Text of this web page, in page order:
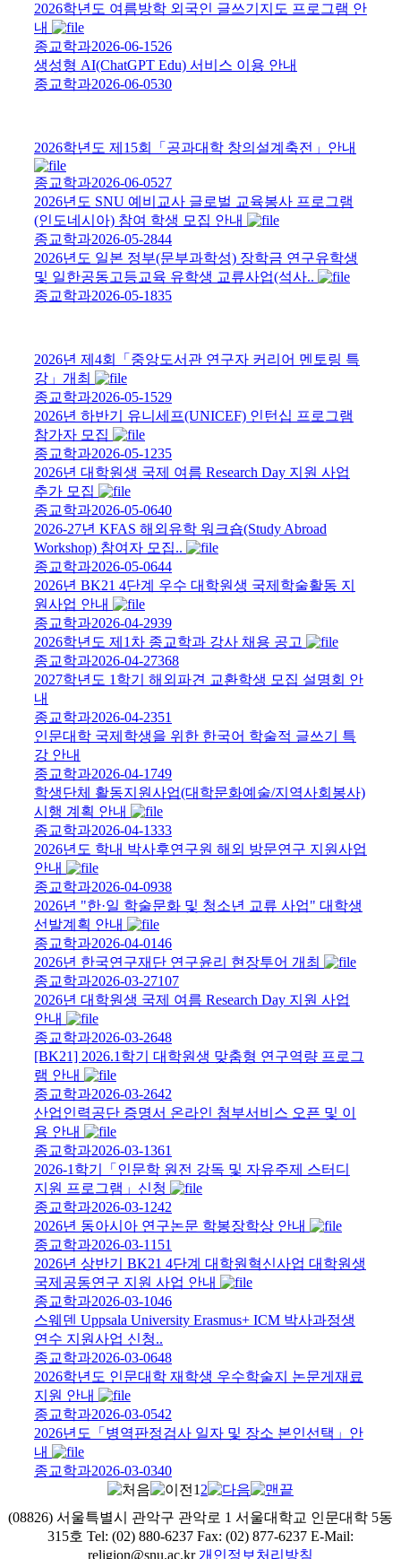
2026학년도 여름방학 외국인 글쓰기지도 프로그램 안
내
종교학과2026-06-1526
생성형 AI(ChatGPT Edu) 서비스 이용 안내
종교학과2026-06-0530
2026학년도 제15회「공과대학 창의설계축전」안내
종교학과2026-06-0527
2026년도 SNU 예비교사 글로벌 교육봉사 프로그램
(인도네시아) 참여 학생 모집 안내
종교학과2026-05-2844
2026년도 일본 정부(문부과학성) 장학금 연구유학생
및 일한공동고등교육 유학생 교류사업(석사..
종교학과2026-05-1835
2026년 제4회「중앙도서관 연구자 커리어 멘토링 특
강」개최
종교학과2026-05-1529
2026년 하반기 유니세프(UNICEF) 인턴십 프로그램
참가자 모집
종교학과2026-05-1235
2026년 대학원생 국제 여름 Research Day 지원 사업
추가 모집
종교학과2026-05-0640
2026-27년 KFAS 해외유학 워크숍(Study Abroad
Workshop) 참여자 모집..
종교학과2026-05-0644
2026년 BK21 4단계 우수 대학원생 국제학술활동 지
원사업 안내
종교학과2026-04-2939
2026학년도 제1차 종교학과 강사 채용 공고
종교학과2026-04-27368
2027학년도 1학기 해외파견 교환학생 모집 설명회 안
내
종교학과2026-04-2351
인문대학 국제학생을 위한 한국어 학술적 글쓰기 특
강 안내
종교학과2026-04-1749
학생단체 활동지원사업(대학문화예술/지역사회봉사)
시행 계획 안내
종교학과2026-04-1333
2026년도 학내 박사후연구원 해외 방문연구 지원사업
안내
종교학과2026-04-0938
2026년 "한·일 학술문화 및 청소년 교류 사업" 대학생
선발계획 안내
종교학과2026-04-0146
2026년 한국연구재단 연구윤리 현장투어 개최
종교학과2026-03-27107
2026년 대학원생 국제 여름 Research Day 지원 사업
안내
종교학과2026-03-2648
[BK21] 2026.1학기 대학원생 맞춤형 연구역량 프로그
램 안내
종교학과2026-03-2642
산업인력공단 증명서 온라인 첨부서비스 오픈 및 이
용 안내
종교학과2026-03-1361
2026-1학기「인문학 원전 강독 및 자유주제 스터디
지원 프로그램」신청
종교학과2026-03-1242
2026년 동아시아 연구논문 학봉장학상 안내
종교학과2026-03-11 51
2026년 상반기 BK21 4단계 대학원혁신사업 대학원생
국제공동연구 지원 사업 안내
종교학과2026-03-1046
스웨덴 Uppsala University Erasmus+ ICM 박사과정생
연수 지원사업 신청..
종교학과2026-03-0648
2026학년도 인문대학 재학생 우수학술지 논문게재료
지원 안내
종교학과2026-03-0542
2026년도「병역판정검사 일자 및 장소 본인선택」안
내
종교학과2026-03-0340
1 2
(08826) 서울특별시 관악구 관악로 1 서울대학교 인문대학 5동
315호 Tel: (02) 880-6237 Fax: (02) 877-6237 E-Mail:
religion@snu.ac.kr개인정보처리방침